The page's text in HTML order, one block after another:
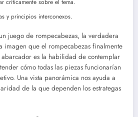
y principios interconexos.
juego de rompecabezas, la verdadera
imagen que el rompecabezas finalmente
es la habilidad de contemplar
cómo todas las piezas funcionarían
Una vista panorámica nos ayuda a
de la que dependen los estrategas